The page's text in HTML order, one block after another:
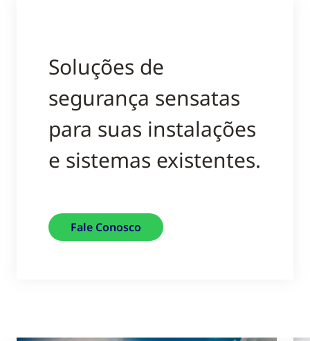
Soluções de
segurança sensatas
para suas instalações
e sistemas existentes.
Fale Conosco